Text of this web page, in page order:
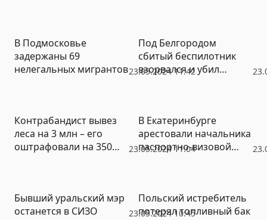
23.05.2024 11:42
В Подмосковье
задержаны 69
нелегальных мигрантов
Под Белгородом
сбитый беспилотник
взорвался и убил
23.05.2024 11:04
Контрабандист вывез
леса на 3 млн – его
оштрафовали на 350
В Екатеринбурге
арестовали начальника
паспортно-визовой
23.05.2024 10:45
Бывший уральский мэр
останется в СИЗО
Польский истребитель
потерял топливный бак